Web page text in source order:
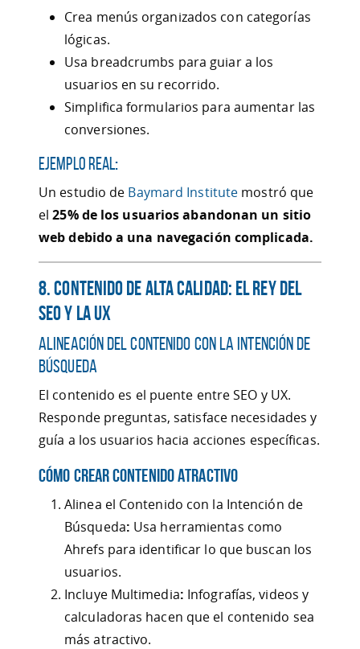
Crea menús organizados con categorías
lógicas.
Usa breadcrumbs para guiar a los
usuarios en su recorrido.
Simplifica formularios para aumentar las
conversiones.
Ejemplo Real:
Un estudio de Baymard Institute mostró que
el25% de los usuarios abandonan un sitio
web debido a una navegación complicada.
8. Contenido de Alta Calidad: El Rey del
SEO y la UX
Alineación del Contenido con la Intención de
Búsqueda
El contenido es el puente entre SEO y UX.
Responde preguntas, satisface necesidades y
guía a los usuarios hacia acciones específicas.
Cómo Crear Contenido Atractivo
Alinea el Contenido con la Intención de
Búsqueda: Usa herramientas como
Ahrefs para identificar lo que buscan los
usuarios.
Incluye Multimedia: Infografías, videos y
calculadoras hacen que el contenido sea
más atractivo.